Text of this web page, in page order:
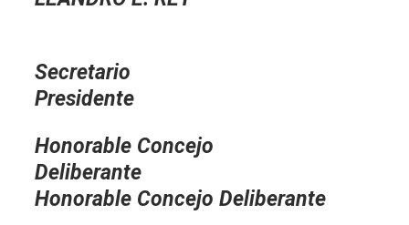
Presidente
Honorable Concejo
Deliberante
Honorable Concejo Deliberante